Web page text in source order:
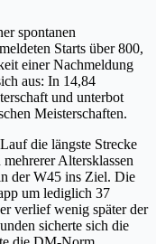
spontanen
Starts über 800,
einer Nachmeldung
aus: In 14,84
und unterbot
Meisterschaften.
die längste Strecke
Altersklassen
der W45 ins Ziel. Die
um lediglich 37
verlief wenig später der
sicherte sich die